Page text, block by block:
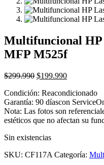
Multifuncional HP
MFP M525f
$299.990 El
original
era:
$299.990.
$199.990El
actual
es:
$199.990.
Condición: Reacondicionado
Garantía: 90 díascon
Nota: Las fotos son
estéticos que no afectan su
Sin existencias
SKU: CF117A Categoría: